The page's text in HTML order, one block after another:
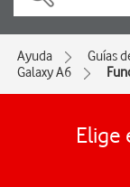
Ayuda Guías
Galaxy A6
Elige